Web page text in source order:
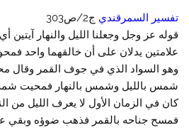
تفسير السمرقندي ج2/ص303
قوله عز وجل وجعلنا الليل والنهار آيتين
علامتين يدلان على أن خالقهما واحد
وهو السواد الذي في جوف القمر وقال
شمس بالليل وشمس بالنهار فمحيت
كان في الزمان الأول لا يعرف الليل من
فمسح جناحه بالقمر فذهب ضوؤه وبقي